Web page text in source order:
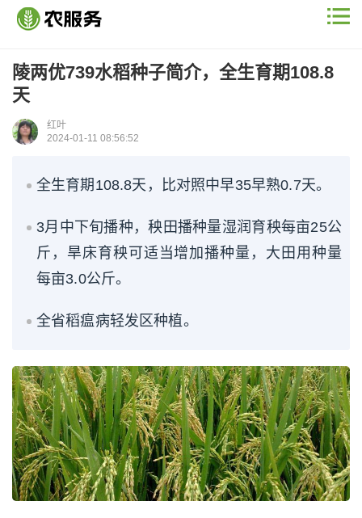
陵两优739水稻种子简介，全生育期108.8
天
红叶
2024-01-11 08:56:52
全生育期108.8天，比对照中早35早熟0.7天。
3月中下旬播种，秧田播种量湿润育秧每亩25公
斤，旱床育秧可适当增加播种量，大田用种量
每亩3.0公斤。
全省稻瘟病轻发区种植。